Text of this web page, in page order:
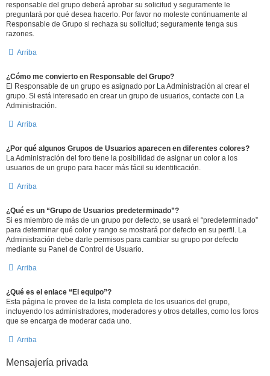
responsable del grupo deberá aprobar su solicitud y seguramente le
preguntará por qué desea hacerlo. Por favor no moleste continuamente al
Responsable de Grupo si rechaza su solicitud; seguramente tenga sus
razones.
Arriba
¿Cómo me convierto en Responsable del Grupo?
El Responsable de un grupo es asignado por La Administración al crear el
grupo. Si está interesado en crear un grupo de usuarios, contacte con La
Administración.
Arriba
¿Por qué algunos Grupos de Usuarios aparecen en diferentes colores?
La Administración del foro tiene la posibilidad de asignar un color a los
usuarios de un grupo para hacer más fácil su identificación.
Arriba
¿Qué es un “Grupo de Usuarios predeterminado”?
Si es miembro de más de un grupo por defecto, se usará el “predeterminado”
para determinar qué color y rango se mostrará por defecto en su perfil. La
Administración debe darle permisos para cambiar su grupo por defecto
mediante su Panel de Control de Usuario.
Arriba
¿Qué es el enlace “El equipo”?
Esta página le provee de la lista completa de los usuarios del grupo,
incluyendo los administradores, moderadores y otros detalles, como los foros
que se encarga de moderar cada uno.
Arriba
Mensajería privada